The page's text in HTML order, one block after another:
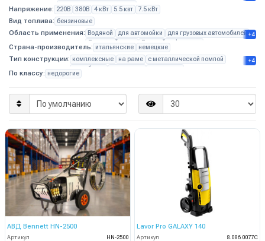
сверхвысокого давления
Напряжение: 220В 380В 4 кВт 5.5 квт 7.5 кВт
Вид топлива: бензиновые
Область применения: Водяной для автомойки
для грузовых автомобилей
Для детейлинга
Для мойки фасадов
для пищевого производства
+4
Страна-производитель: итальянские немецкие
Тип конструкции: комплексные на раме
с металлической помпой
моноблоки
с забором воды из емкости
+4
По классу: недорогие
АВД Bennett HN-2500
Артикул
HN-2500
Lavor Pro GALAXY 140
Артикул
8.086.0077C